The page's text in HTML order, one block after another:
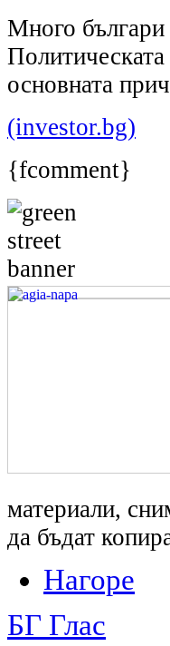
Много българи
основната
(investor.bg)
{fcomment}
материали,
да бъдат
Нагоре
БГ Глас